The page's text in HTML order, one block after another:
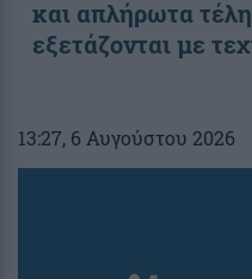
και απλήρωτα
εξετάζονται με
13:27, 6 Αυγούστου 2026